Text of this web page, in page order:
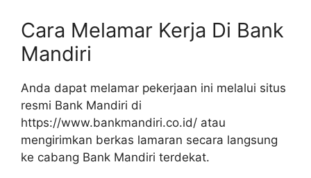
Cara Melamar Kerja Di Bank
Mandiri
Anda dapat melamar pekerjaan ini melalui situs
resmi Bank Mandiri di
https://www.bankmandiri.co.id/ atau
mengirimkan berkas lamaran secara langsung
ke cabang Bank Mandiri terdekat.